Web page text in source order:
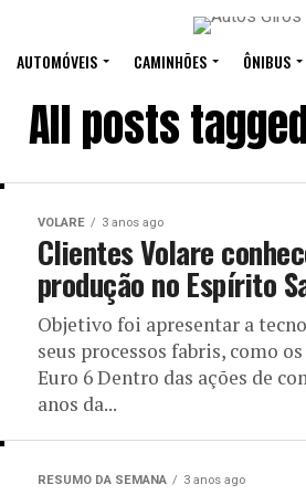
AUTOMÓVEIS CAMINHÕES ÔNIBUS
All posts
VOLARE 3 anos ago
Clientes Volare
produção no Espírito
Objetivo foi apresentar a
seus processos fabris, como
Euro 6 Dentro das ações de
anos da...
RESUMO DA SEMANA 3 anos ago